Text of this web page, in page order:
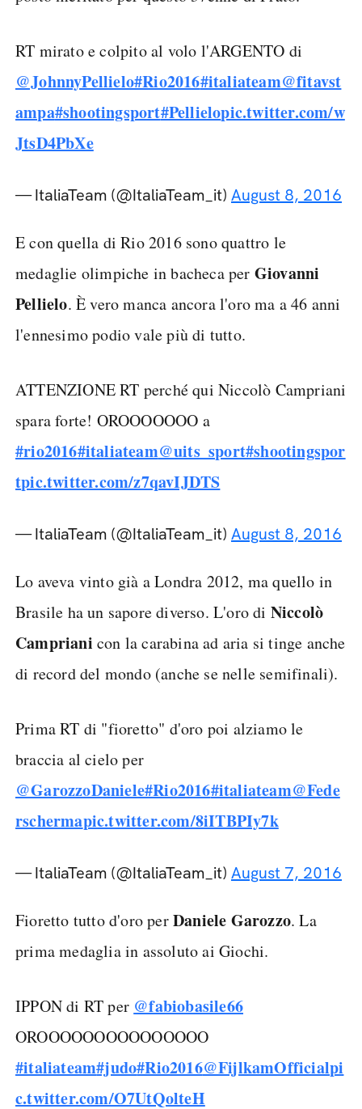
RT mirato e colpito al volo l'ARGENTO di
@JohnnyPellielo#Rio2016#italiateam@fitavst
ampa#shootingsport#Pellielopic.twitter.com/w
JtsD4PbXe
— ItaliaTeam (@ItaliaTeam_it) August 8, 2016
E con quella di Rio 2016 sono quattro le
medaglie olimpiche in bacheca per Giovanni
Pellielo. È vero manca ancora l'oro ma a 46 anni
l'ennesimo podio vale più di tutto.
ATTENZIONE RT perché qui Niccolò Campriani
spara forte! OROOOOOOO a
#rio2016#italiateam@uits_sport#shootingspor
tpic.twitter.com/z7qavIJDTS
— ItaliaTeam (@ItaliaTeam_it) August 8, 2016
Lo aveva vinto già a Londra 2012, ma quello in
Brasile ha un sapore diverso. L'oro di Niccolò
Campriani con la carabina ad aria si tinge anche
di record del mondo (anche se nelle semifinali).
Prima RT di "fioretto" d'oro poi alziamo le
braccia al cielo per
@GarozzoDaniele#Rio2016#italiateam@Fede
rschermapic.twitter.com/8iITBPIy7k
— ItaliaTeam (@ItaliaTeam_it) August 7, 2016
Fioretto tutto d'oro perDaniele Garozzo. La
prima medaglia in assoluto ai Giochi.
IPPON di RT per @fabiobasile66
OROOOOOOOOOOOOOOO
#italiateam#judo#Rio2016@FijlkamOfficialpi
c.twitter.com/O7UtQolteH